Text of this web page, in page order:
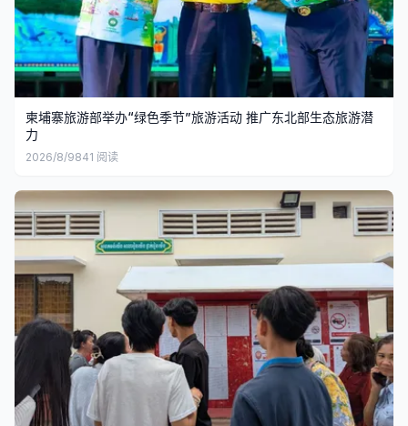
柬埔寨旅游部举办“绿色季节”旅游活动 推广东北部生态旅游潜
力
2026/8/9841 阅读